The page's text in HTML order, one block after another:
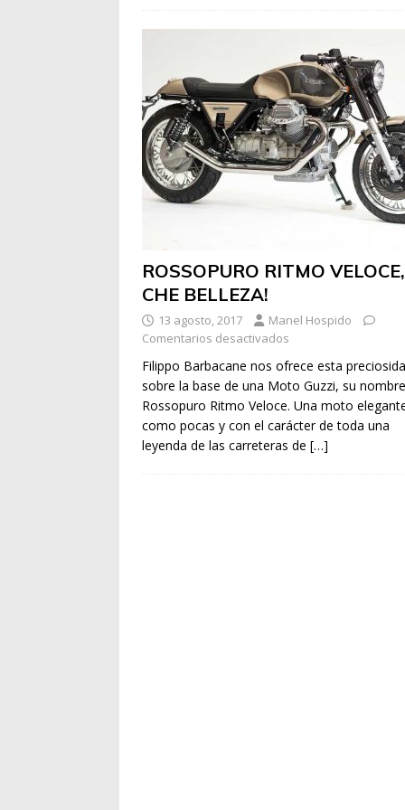
ROSSOPURO RITMO VELOCE,
CHE BELLEZA!
13 agosto, 2017
Manel Hospido
Comentarios desactivados
Filippo Barbacane nos ofrece esta
sobre la base de una Moto Guzzi, su nombre
Rossopuro Ritmo Veloce. Una moto
como pocas y con el carácter de toda una
leyenda de las carreteras de […]